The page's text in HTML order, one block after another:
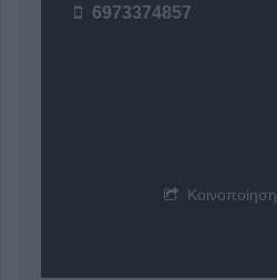
6973374857
Κοινοποίηση